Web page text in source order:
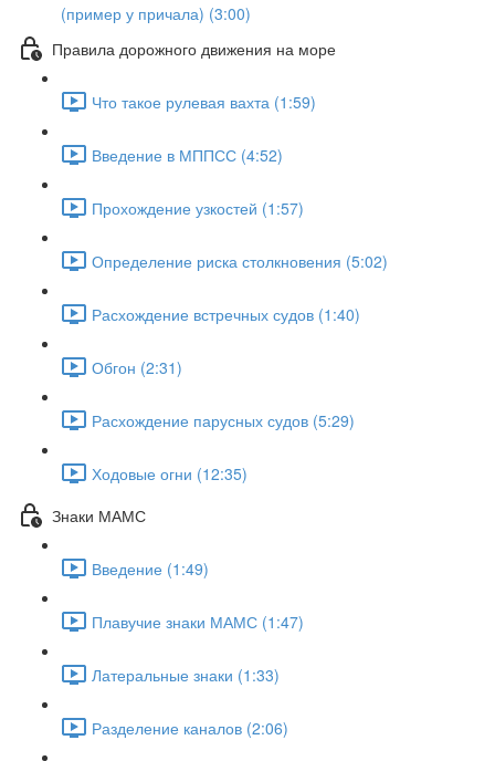
(пример у причала) (3:00)
Правила дорожного движения на море
Что такое рулевая вахта (1:59)
Введение в МППСС (4:52)
Прохождение узкостей (1:57)
Определение риска столкновения (5:02)
Расхождение встречных судов (1:40)
Обгон (2:31)
Расхождение парусных судов (5:29)
Ходовые огни (12:35)
Знаки МАМС
Введение (1:49)
Плавучие знаки МАМС (1:47)
Латеральные знаки (1:33)
Разделение каналов (2:06)